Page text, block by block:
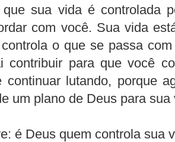
que sua vida é controlada
com você. Sua vida
o que se passa
contribuir para que você
continuar lutando, porque
um plano de Deus para sua
é Deus quem controla sua